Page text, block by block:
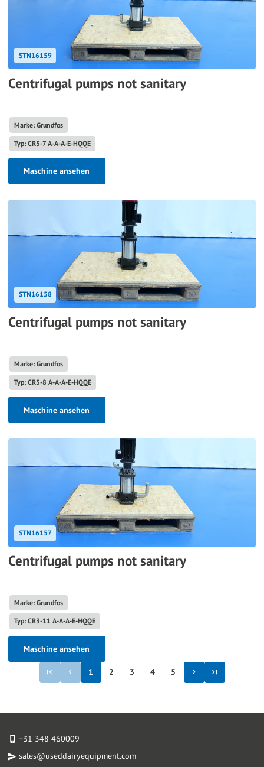
STN16159
Centrifugal pumps not sanitary
Marke: Grundfos
Typ: CR5-7 A-A-A-E-HQQE
Maschine ansehen
STN16158
Centrifugal pumps not sanitary
Marke: Grundfos
Typ: CR5-8 A-A-A-E-HQQE
Maschine ansehen
STN16157
Centrifugal pumps not sanitary
Marke: Grundfos
Typ: CR3-11 A-A-A-E-HQQE
Maschine ansehen
1 2 3 4 5
+31 348 460009
sales@useddairyequipment.com